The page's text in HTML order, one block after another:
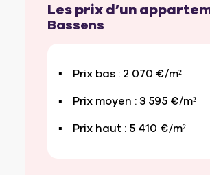
Les prix d’un
Bassens
Prix bas : 2 070 €/m²
Prix moyen : 3 595 €/m²
Prix haut : 5 410 €/m²